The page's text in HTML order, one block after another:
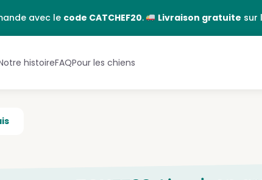
avec le code CATCHEF20. Livraison gratuite sur
histoireFAQPour les chiens